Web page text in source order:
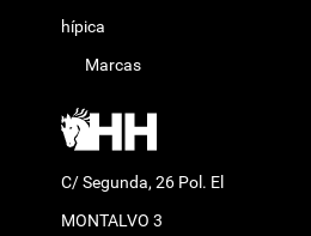
hípica
Marcas
C/ Segunda, 26 Pol. El
MONTALVO 3